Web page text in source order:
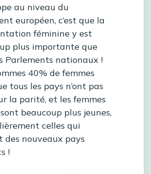
au niveau du
européen, c’est que la
féminine y est
plus importante que
Parlements nationaux !
40% de femmes
tous les pays n’ont pas
la parité, et les femmes
beaucoup plus jeunes,
celles qui
des nouveaux pays
!